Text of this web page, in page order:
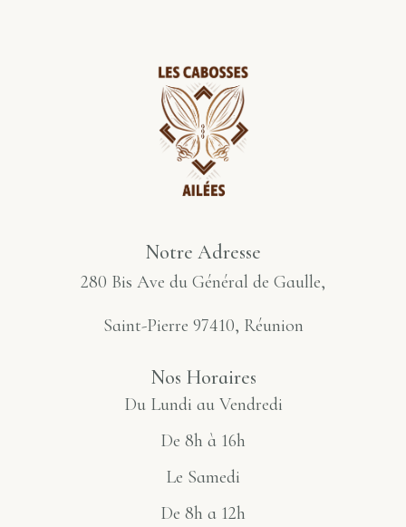
Notre Adresse
280 Bis Ave du Général de Gaulle,
Saint-Pierre 97410, Réunion
Nos Horaires
Du Lundi au Vendredi
De 8h à 16h
Le Samedi
De 8h a 12h